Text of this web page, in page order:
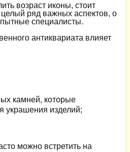
возраст иконы, стоит
ряд важных аспектов, о
специалисты.
антиквариата влияет
камней, которые
украшения изделий;
можно встретить на